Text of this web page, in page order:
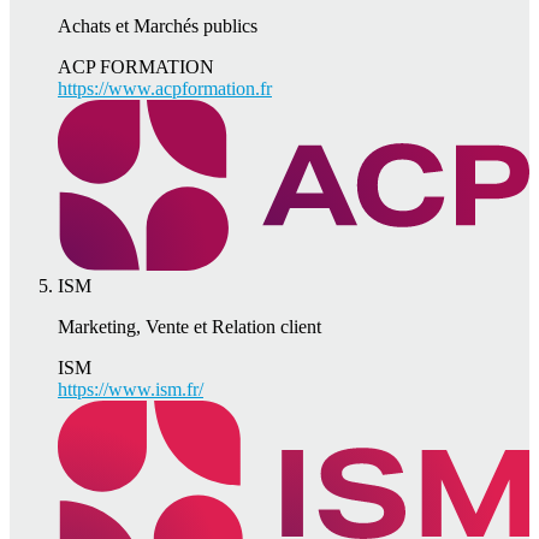
Achats et Marchés publics
ACP FORMATION
https://www.acpformation.fr
ISM
Marketing, Vente et Relation client
ISM
https://www.ism.fr/